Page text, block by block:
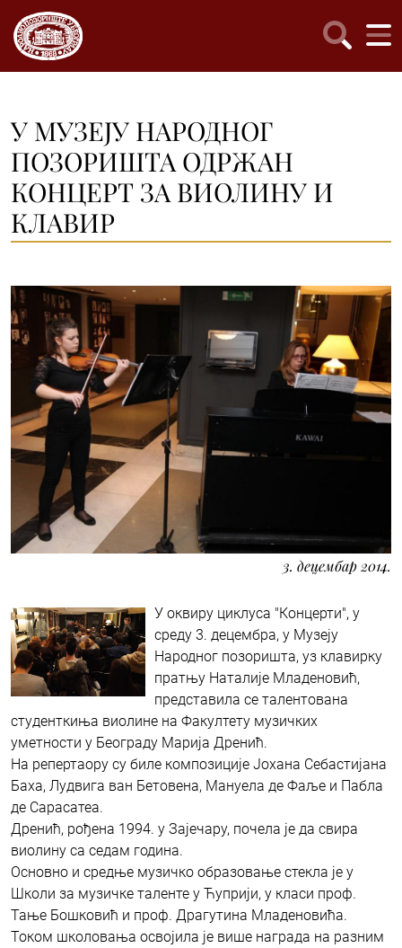
У МУЗЕЈУ НАРОДНОГ
ПОЗОРИШТА ОДРЖАН
КОНЦЕРТ ЗА ВИОЛИНУ И
КЛАВИР
3. децембар 2014.
У оквиру циклуса "Концерти", у
среду 3. децембра, у Музеју
Народног позоришта, уз клавирку
пратњу Наталије Младеновић,
представила се талентована
студенткиња виолине на Факултету музичких
уметности у Београду Марија Дренић.
На репертаору су биле композиције Јохана Себастијана
Баха, Лудвига ван Бетовена, Мануела де Фаље и Пабла
де Сарасатеа.
Дренић, рођена 1994. у Зајечару, почела је да свира
виолину са седам година.
Основно и средње музичко образовање стекла је у
Школи за музичке таленте у Ћуприји, у класи проф.
Тање Бошковић и проф. Драгутина Младеновића.
Током школовања освојила је више награда на разним